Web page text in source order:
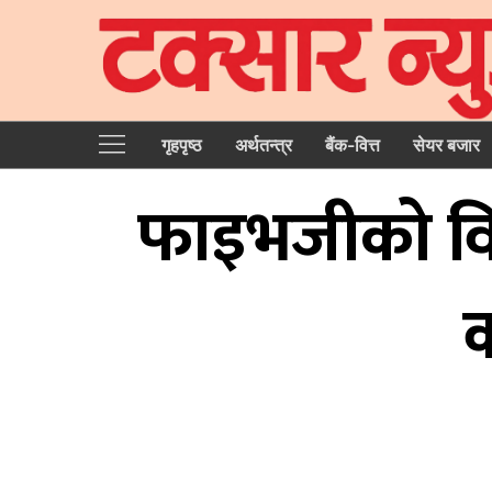
गृहपृष्‍ठ अर्थतन्त्र बैंक-वित्त सेयर बजार
फाइभजीको